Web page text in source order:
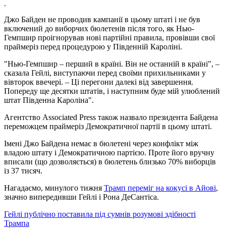
Джо Байден не проводив кампанії в цьому штаті і не був
включений до виборчих бюлетенів після того, як Нью-
Гемпшир проігнорував нові партійні правила, провівши свої
праймеріз перед процедурою у Південній Кароліні.
"Нью-Гемпшир – перший в країні. Він не останній в країні", –
сказала Гейлі, виступаючи перед своїми прихильниками у
вівторок ввечері. – Ці перегони далекі від завершення.
Попереду ще десятки штатів, і наступним буде мій улюблений
штат Південна Кароліна".
Агентство Associated Press також назвало президента Байдена
переможцем праймеріз Демократичної партії в цьому штаті.
Імені Джо Байдена немає в бюлетені через конфлікт між
владою штату і Демократичною партією. Проте його вручну
вписали (що дозволяється) в бюлетень близько 70% виборців
із 37 тисяч.
Нагадаємо, минулого тижня Трамп переміг на кокусі в Айові,
значно випередивши Гейлі і Рона ДеСантіса.
Гейлі публічно поставила під сумнів розумові здібності
Трампа